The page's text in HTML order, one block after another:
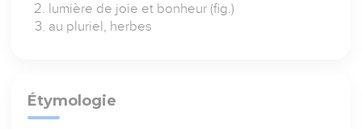
lumière de joie et bonheur (fig.)
au pluriel, herbes
Étymologie